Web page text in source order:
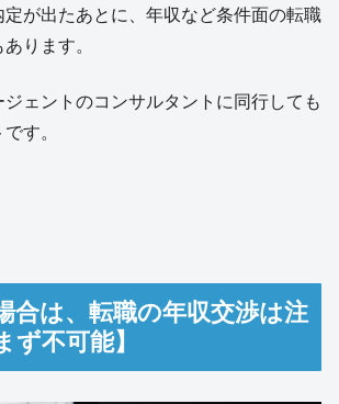
が出たあとに、年収など条件面の転職
ります。
ェントのコンサルタントに同行しても
す。
合は、転職の年収交渉は注
ず不可能】